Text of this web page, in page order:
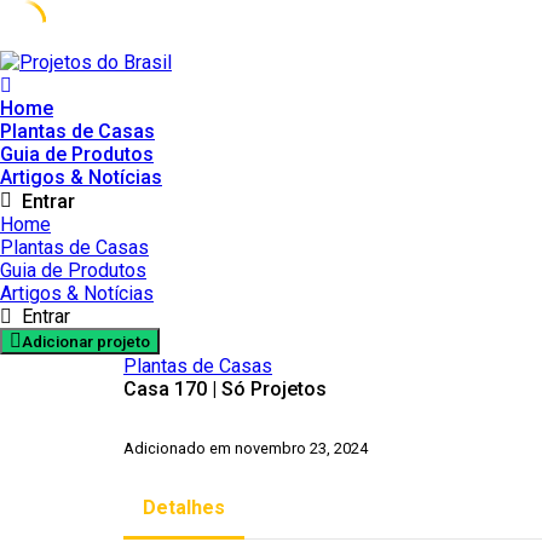
Skip
to
content
Home
Plantas de Casas
Guia de Produtos
Artigos & Notícias
Entrar
Home
Plantas de Casas
Guia de Produtos
Artigos & Notícias
Entrar
Adicionar projeto
Plantas de Casas
Casa 170 | Só Projetos
Adicionado em novembro 23, 2024
Detalhes